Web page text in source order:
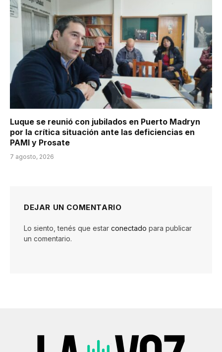
Luque se reunió con jubilados en Puerto Madryn
por la crítica situación ante las deficiencias en
PAMI y Prosate
7 agosto, 2026
DEJAR UN COMENTARIO
Lo siento, tenés que estar conectado para publicar
un comentario.